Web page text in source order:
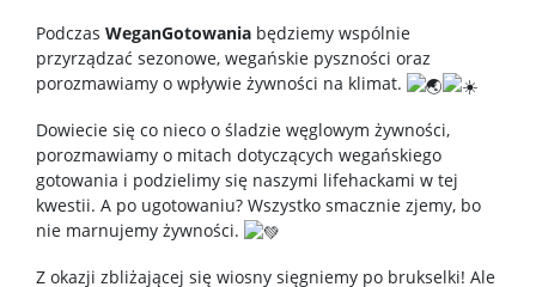
Podczas WeganGotowania będziemy wspólnie
przyrządzać sezonowe, wegańskie pyszności oraz
porozmawiamy o wpływie żywności na klimat.
Dowiecie się co nieco o śladzie węglowym żywności,
porozmawiamy o mitach dotyczących wegańskiego
gotowania i podzielimy się naszymi lifehackami w tej
kwestii. A po ugotowaniu? Wszystko smacznie zjemy, bo
nie marnujemy żywności.
Z okazji zbliżającej się wiosny sięgniemy po brukselki! Ale